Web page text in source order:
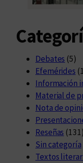
n
o
l
a
v
e
r
d
a
d
Debates (5)
Efemérides
Información
Material de
Nota de
Reseñas (131)
Sin categoría
Textos